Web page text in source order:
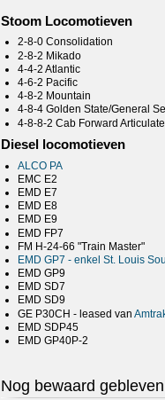
Stoom Locomotieven
2-8-0 Consolidation
2-8-2 Mikado
4-4-2 Atlantic
4-6-2 Pacific
4-8-2 Mountain
4-8-4 Golden State/General
4-8-8-2 Cab Forward
Diesel locomotieven
ALCO PA
EMC E2
EMD E7
EMD E8
EMD E9
EMD FP7
FM H-24-66 "Train Master"
EMD GP7 - enkel St. Louis
EMD GP9
EMD SD7
EMD SD9
GE P30CH - leased van
EMD SDP45
EMD GP40P-2
Nog bewaard